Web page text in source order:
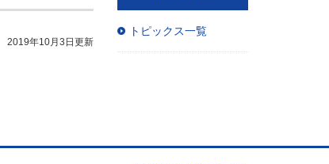
2019年10月3日更新
トピックス一覧